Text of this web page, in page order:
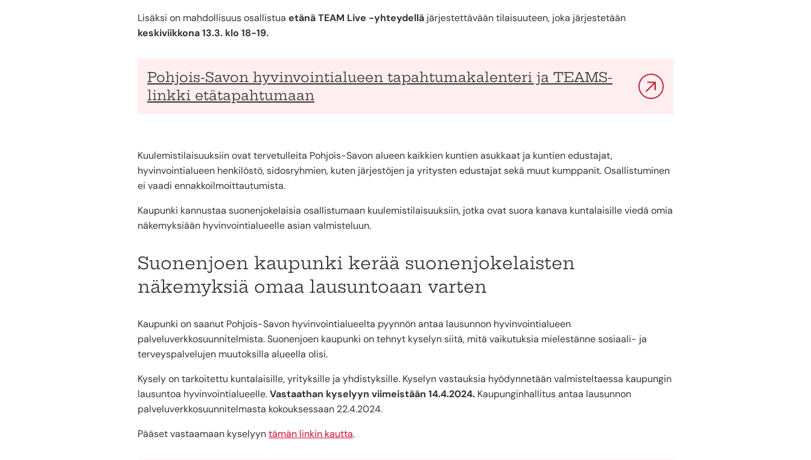
Lisäksi on mahdollisuus osallistua etänä TEAM Live -yhteydellä järjestettävään tilaisuuteen, joka järjestetään
keskiviikkona 13.3. klo 18-19.
Pohjois-Savon hyvinvointialueen tapahtumakalenteri ja TEAMS-
linkki etätapahtumaan
Kuulemistilaisuuksiin ovat tervetulleita Pohjois-Savon alueen kaikkien kuntien asukkaat ja kuntien edustajat,
hyvinvointialueen henkilöstö, sidosryhmien, kuten järjestöjen ja yritysten edustajat sekä muut kumppanit. Osallistuminen
ei vaadi ennakkoilmoittautumista.
Kaupunki kannustaa suonenjokelaisia osallistumaan kuulemistilaisuuksiin, jotka ovat suora kanava kuntalaisille viedä omia
näkemyksiään hyvinvointialueelle asian valmisteluun.
Suonenjoen kaupunki kerää suonenjokelaisten
näkemyksiä omaa lausuntoaan varten
Kaupunki on saanut Pohjois-Savon hyvinvointialueelta pyynnön antaa lausunnon hyvinvointialueen
palveluverkkosuunnitelmista. Suonenjoen kaupunki on tehnyt kyselyn siitä, mitä vaikutuksia mielestänne sosiaali- ja
terveyspalvelujen muutoksilla alueella olisi.
Kysely on tarkoitettu kuntalaisille, yrityksille ja yhdistyksille. Kyselyn vastauksia hyödynnetään valmisteltaessa kaupungin
lausuntoa hyvinvointialueelle.Vastaathan kyselyyn viimeistään 14.4.2024. Kaupunginhallitus antaa lausunnon
palveluverkkosuunnitelmasta kokouksessaan 22.4.2024.
Pääset vastaamaan kyselyyntämän linkin kautta.